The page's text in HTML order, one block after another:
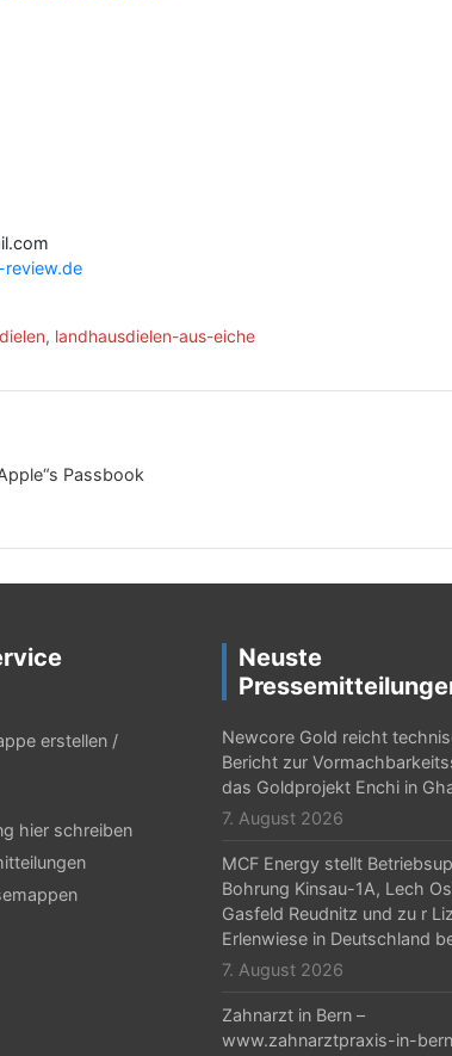
, landhausdielen-aus-eiche
Passbook
erstellen /
hier schreiben
Neuste
Newcore Gold reicht
Bericht zur
das Goldprojekt Enchi in
7. August 2026
MCF Energy stellt
Bohrung Kinsau-1A, Lech
Gasfeld Reudnitz und zu r
Erlenwiese in Deutschland
7. August 2026
Zahnarzt in Bern –
www.zahnarztpraxis-in-